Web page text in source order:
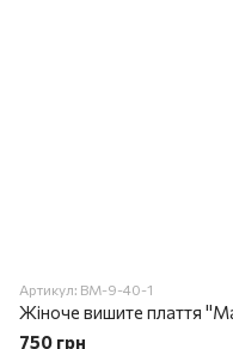
Артикул: ВМ-9-40-1
Жіноче вишите плаття
750 грн